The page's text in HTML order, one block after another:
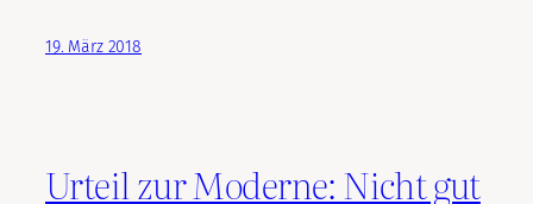
19. März 2018
Urteil zur Moderne: Nicht gut